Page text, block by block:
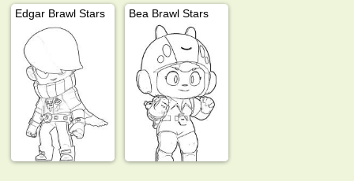
Edgar Brawl Stars Bea Brawl Stars